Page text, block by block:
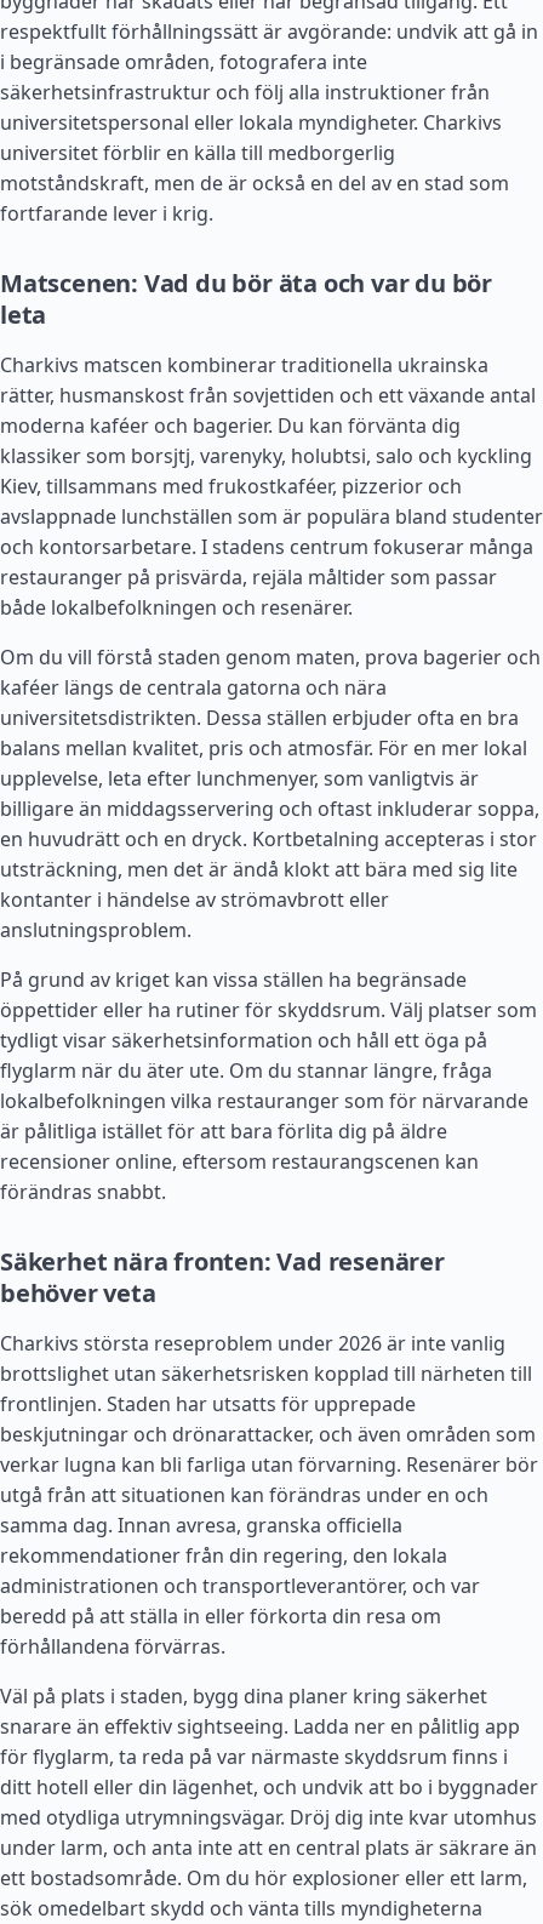
respektfullt förhållningssätt är avgörande: undvik att gå in
i begränsade områden, fotografera inte
säkerhetsinfrastruktur och följ alla instruktioner från
universitetspersonal eller lokala myndigheter. Charkivs
universitet förblir en källa till medborgerlig
motståndskraft, men de är också en del av en stad som
fortfarande lever i krig.
Matscenen: Vad du bör äta och var du bör
leta
Charkivs matscen kombinerar traditionella ukrainska
rätter, husmanskost från sovjettiden och ett växande antal
moderna kaféer och bagerier. Du kan förvänta dig
klassiker som borsjtj, varenyky, holubtsi, salo och kyckling
Kiev, tillsammans med frukostkaféer, pizzerior och
avslappnade lunchställen som är populära bland studenter
och kontorsarbetare. I stadens centrum fokuserar många
restauranger på prisvärda, rejäla måltider som passar
både lokalbefolkningen och resenärer.
Om du vill förstå staden genom maten, prova bagerier och
kaféer längs de centrala gatorna och nära
universitetsdistrikten. Dessa ställen erbjuder ofta en bra
balans mellan kvalitet, pris och atmosfär. För en mer lokal
upplevelse, leta efter lunchmenyer, som vanligtvis är
billigare än middagsservering och oftast inkluderar soppa,
en huvudrätt och en dryck. Kortbetalning accepteras i stor
utsträckning, men det är ändå klokt att bära med sig lite
kontanter i händelse av strömavbrott eller
anslutningsproblem.
På grund av kriget kan vissa ställen ha begränsade
öppettider eller ha rutiner för skyddsrum. Välj platser som
tydligt visar säkerhetsinformation och håll ett öga på
flyglarm när du äter ute. Om du stannar längre, fråga
lokalbefolkningen vilka restauranger som för närvarande
är pålitliga istället för att bara förlita dig på äldre
recensioner online, eftersom restaurangscenen kan
förändras snabbt.
Säkerhet nära fronten: Vad resenärer
behöver veta
Charkivs största reseproblem under 2026 är inte vanlig
brottslighet utan säkerhetsrisken kopplad till närheten till
frontlinjen. Staden har utsatts för upprepade
beskjutningar och drönarattacker, och även områden som
verkar lugna kan bli farliga utan förvarning. Resenärer bör
utgå från att situationen kan förändras under en och
samma dag. Innan avresa, granska officiella
rekommendationer från din regering, den lokala
administrationen och transportleverantörer, och var
beredd på att ställa in eller förkorta din resa om
förhållandena förvärras.
Väl på plats i staden, bygg dina planer kring säkerhet
snarare än effektiv sightseeing. Ladda ner en pålitlig app
för flyglarm, ta reda på var närmaste skyddsrum finns i
ditt hotell eller din lägenhet, och undvik att bo i byggnader
med otydliga utrymningsvägar. Dröj dig inte kvar utomhus
under larm, och anta inte att en central plats är säkrare än
ett bostadsområde. Om du hör explosioner eller ett larm,
sök omedelbart skydd och vänta tills myndigheterna